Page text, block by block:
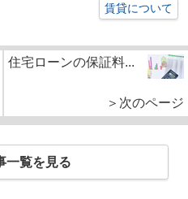
賃貸について
住宅ローンの保証料...
＞次のページ
一覧を見る